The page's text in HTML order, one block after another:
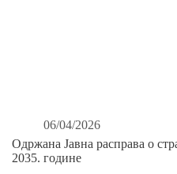
06/04/2026
Одржана Јавна расправа о
2035. године